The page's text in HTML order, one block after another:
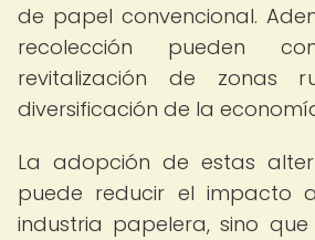
de papel convencional.
recolección pueden
revitalización de zonas
diversificación de la
La adopción de estas
puede reducir el impacto
industria papelera, sino